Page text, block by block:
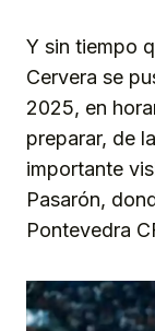
Y sin tiempo
Cervera se
2025, en
preparar, de
importante
Pasarón,
Pontevedra